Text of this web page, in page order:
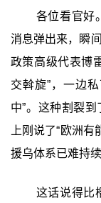
各位看官好
消息弹出来，瞬
政策高级代表博
交斡旋”，一边
中”。这种割裂
上刚说了“欧洲
援乌体系已难持续
这话说得比